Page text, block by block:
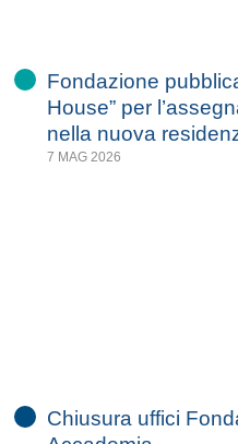
Fondazione
House” per
nella nuova
7 MAG 2026
Chiusura uffici